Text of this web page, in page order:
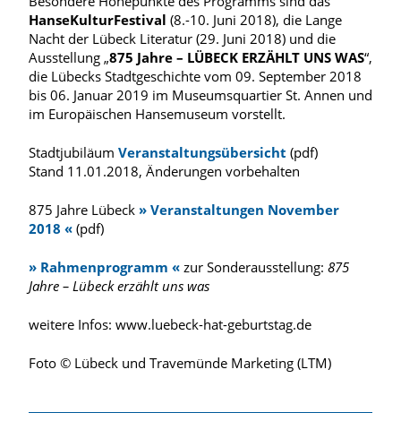
HanseKulturFestival (8.-10. Juni 2018), die Lange
Nacht der Lübeck Literatur (29. Juni 2018) und die
Ausstellung „875 Jahre – LÜBECK ERZÄHLT UNS WAS“,
die Lübecks Stadtgeschichte vom 09. September 2018
bis 06. Januar 2019 im Museumsquartier St. Annen und
im Europäischen Hansemuseum vorstellt.
Stadtjubiläum Veranstaltungsübersicht (pdf)
Stand 11.01.2018, Änderungen vorbehalten
875 Jahre Lübeck » Veranstaltungen November
2018 « (pdf)
» Rahmenprogramm « zur Sonderausstellung: 875
Jahre – Lübeck erzählt uns was
weitere Infos: www.luebeck-hat-geburtstag.de
Foto © Lübeck und Travemünde Marketing (LTM)